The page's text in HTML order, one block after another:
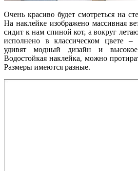
Очень красиво будет смотреться на
На наклейке изображено массивная
сидит к нам спиной кот, а вокруг
исполнено в классическом цвете
удивят модный дизайн и высокое
Водостойкая наклейка, можно
Размеры имеются разные.